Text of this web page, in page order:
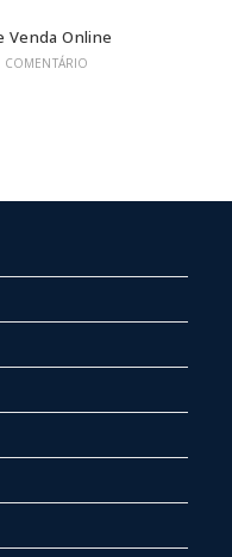
Venda Online
COMENTÁRIO